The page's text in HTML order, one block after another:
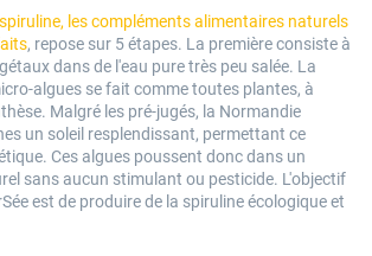
spiruline, les compléments alimentaires naturels
, repose sur 5 étapes. La première consiste à
dans de l'eau pure très peu salée. La
algues se fait comme toutes plantes, à
Malgré les pré-jugés, la Normandie
un soleil resplendissant, permettant ce
Ces algues poussent donc dans un
sans aucun stimulant ou pesticide. L'objectif
est de produire de la spiruline écologique et